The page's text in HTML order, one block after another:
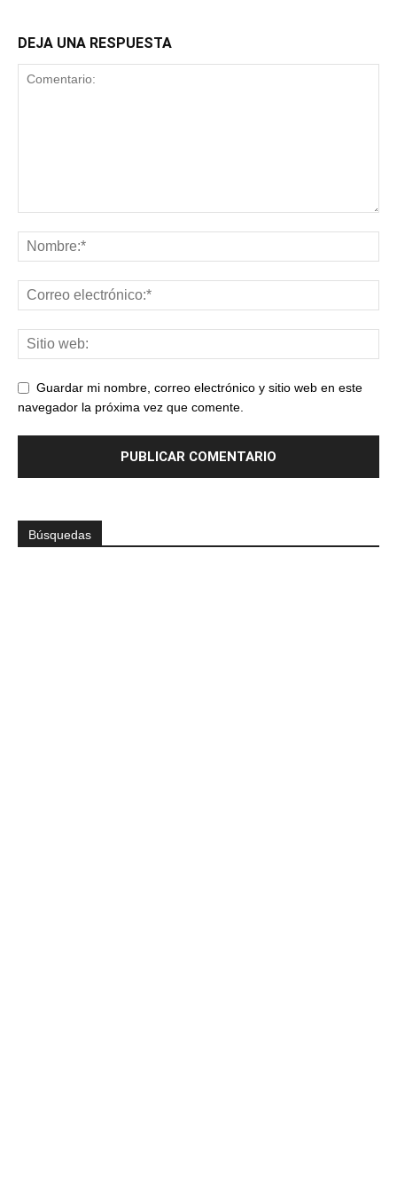
DEJA UNA RESPUESTA
Guardar mi nombre, correo electrónico y sitio web en este
navegador la próxima vez que comente.
Búsquedas